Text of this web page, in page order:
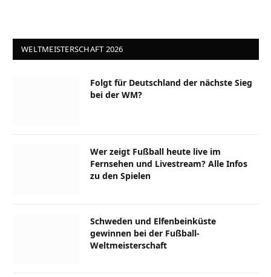
WELTMEISTERSCHAFT 2026
Folgt für Deutschland der nächste Sieg
bei der WM?
Wer zeigt Fußball heute live im
Fernsehen und Livestream? Alle Infos
zu den Spielen
Schweden und Elfenbeinküste
gewinnen bei der Fußball-
Weltmeisterschaft